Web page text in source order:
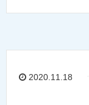
2020.11.18